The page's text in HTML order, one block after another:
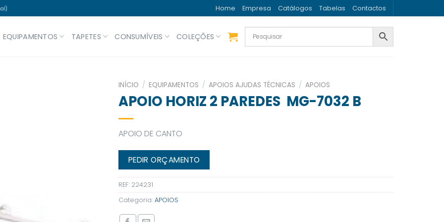
Home Empresa Catálogos Tabelas Contactos
EQUIPAMENTOS TAPETES CONSUMÍVEIS COLEÇÕES
INÍCIO / EQUIPAMENTOS / APOIOS AJUDAS TÉCNICAS / APOIOS
APOIO HORIZ 2 PAREDES MG-7032 B
APOIO DE CANTO
PEDIR ORÇAMENTO
REF: 224231
Categoria: APOIOS